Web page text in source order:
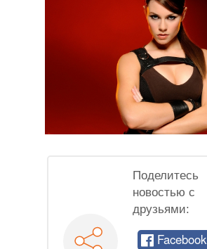
Поделитесь
новостью с
друзьями:
Facebook